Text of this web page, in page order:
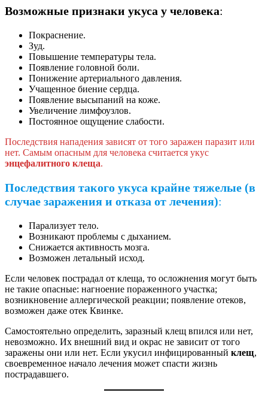
Возможные признаки укуса у человека:
Покраснение.
Зуд.
Повышение температуры тела.
Появление головной боли.
Понижение артериального давления.
Учащенное биение сердца.
Появление высыпаний на коже.
Увеличение лимфоузлов.
Постоянное ощущение слабости.
Последствия нападения зависят от того заражен паразит или
нет. Самым опасным для человека считается укус
энцефалитного клеща.
Последствия такого укуса крайне тяжелые (в
случае заражения и отказа от лечения):
Парализует тело.
Возникают проблемы с дыханием.
Снижается активность мозга.
Возможен летальный исход.
Если человек пострадал от клеща, то осложнения могут быть
не такие опасные: нагноение пораженного участка;
возникновение аллергической реакции; появление отеков,
возможен даже отек Квинке.
Самостоятельно определить, заразный клещ впился или нет,
невозможно. Их внешний вид и окрас не зависит от того
заражены они или нет. Если укусил инфицированный клещ,
своевременное начало лечения может спасти жизнь
пострадавшего.